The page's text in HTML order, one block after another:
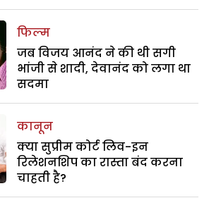
फिल्म
जब विजय आनंद ने की थी सगी
भांजी से शादी, देवानंद को लगा था
सदमा
कानून
क्या सुप्रीम कोर्ट लिव-इन
रिलेशनशिप का रास्ता बंद करना
चाहती है?